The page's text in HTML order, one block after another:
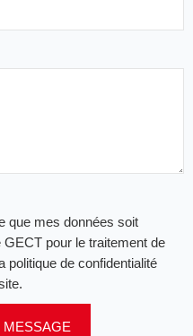
que mes données soit
pour le traitement de
politique de confidentialité
MESSAGE